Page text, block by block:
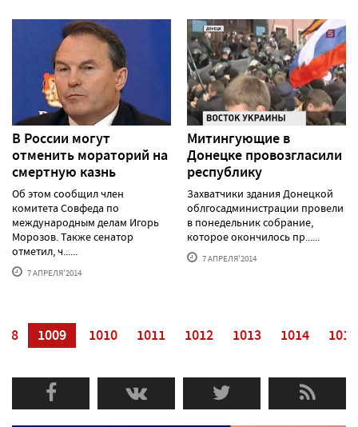
В России могут
отменить мораторий на
смертную казнь
Об этом сообщил член
комитета Совфеда по
международным делам Игорь
Морозов. Также сенатор
отметил, ч......
7 АПРЕЛЯ'2014
Митингующие в
Донецке провозгласили
республику
Захватчики здания Донецкой
облгосадминистрации провели
в понедельник собрание,
которое окончилось пр......
7 АПРЕЛЯ'2014
1009 1010 1011 1012 1013 1014 1015